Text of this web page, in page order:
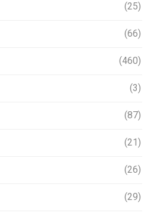
(25)
(66)
(460)
(3)
(87)
(21)
(26)
(29)